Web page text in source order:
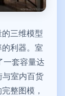
三维模型
利器。室
套容量达
室内百货
整图模，